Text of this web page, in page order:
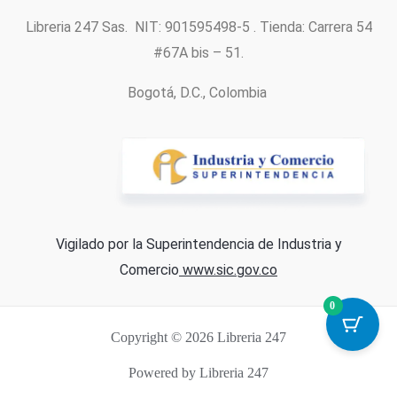
Libreria 247 Sas. NIT: 901595498-5 . Tienda: Carrera 54
#67A bis – 51.
Bogotá, D.C., Colombia
Vigilado por la Superintendencia de Industria y
Comercio www.sic.gov.co
Copyright © 2026 Libreria 247
Powered by Libreria 247
0